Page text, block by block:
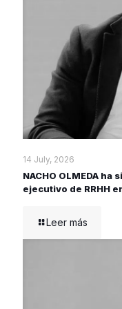
14 July, 2026
NACHO OLMEDA
ejecutivo de RRHH
Leer más